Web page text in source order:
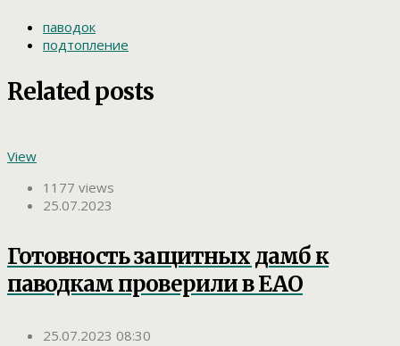
паводок
подтопление
Related posts
View
1177 views
25.07.2023
Готовность защитных дамб к
паводкам проверили в ЕАО
25.07.2023 08:30